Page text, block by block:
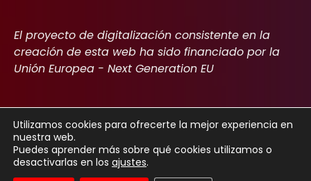
El proyecto de digitalización consistente en la
creación de esta web ha sido financiado por la
Unión Europea - Next Generation EU
Copyright 2022
Declaración de accesibilidad
Utilizamos cookies para ofrecerte la mejor experiencia en
nuestra web.
Puedes aprender más sobre qué cookies utilizamos o
desactivarlas en los ajustes.